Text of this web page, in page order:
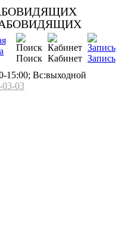
Поиск Кабинет Запись
15:00; Вс:выходной
03-03